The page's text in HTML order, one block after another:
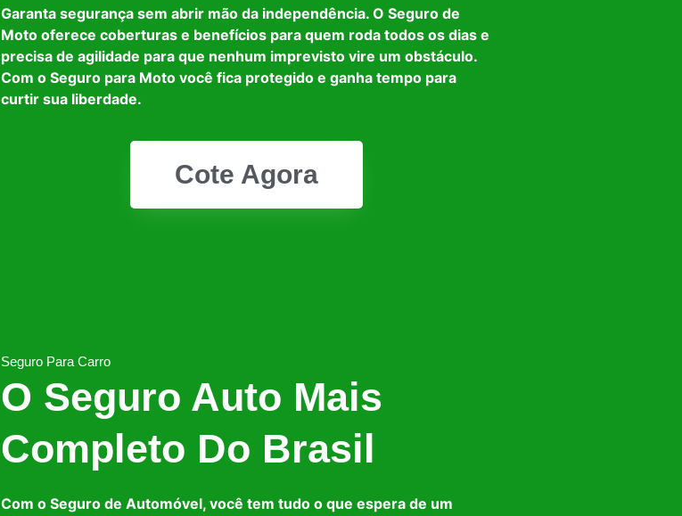
Garanta segurança sem abrir mão da independência. O Seguro de
Moto oferece coberturas e benefícios para quem roda todos os dias e
precisa de agilidade para que nenhum imprevisto vire um obstáculo.
Com o Seguro para Moto você fica protegido e ganha tempo para
curtir sua liberdade.
Cote Agora
Seguro Para Carro
O Seguro Auto Mais
Completo Do Brasil
Com o Seguro de Automóvel, você tem tudo o que espera de um